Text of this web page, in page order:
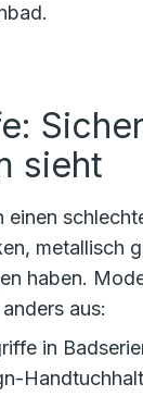
sieht
einen
metallisch
haben.
aus:
in